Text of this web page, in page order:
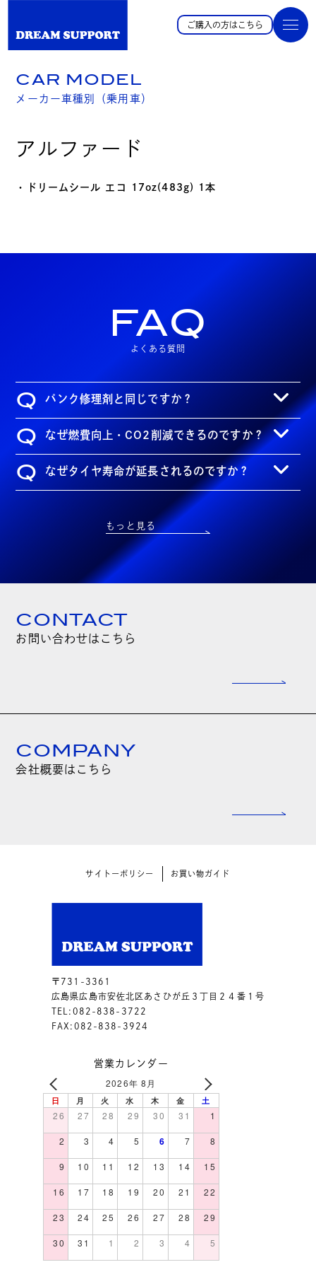
ご購入の方はこちら
CAR MODEL
メーカー車種別（乗用車）
アルファード
・ドリームシール エコ 17oz(483g) 1本
FAQ
よくある質問
Q パンク修理剤と同じですか？
Q なぜ燃費向上・CO2削減できるのですか？
Q なぜタイヤ寿命が延長されるのですか？
もっと見る
CONTACT
お問い合わせはこちら
COMPANY
会社概要はこちら
サイトーポリシー お買い物ガイド
〒731-3361
広島県広島市安佐北区あさひが丘３丁目２４番１号
TEL:082-838-3722
FAX:082-838-3924
営業カレンダー
2026年 8月
日 月 火 水 木 金 土
26 27 28 29 30 31 1
2 3 4 5 6 7 8
9 10 11 12 13 14 15
16 17 18 19 20 21 22
23 24 25 26 27 28 29
30 31 1 2 3 4 5